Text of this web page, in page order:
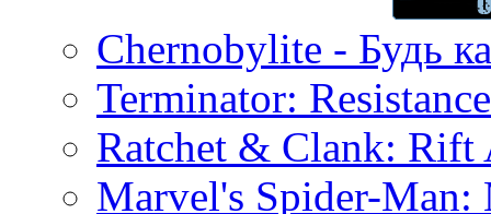
Chernobylite - Будь
Terminator:
Ratchet & Clank: Rift
Marvel's Spider-Man: